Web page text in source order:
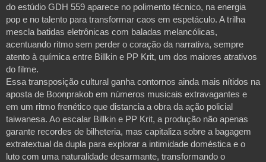
do estúdio GDH 559 aparece no polimento técnico, na energia
pop e no talento para transformar caos em espetáculo. A trilha
mescla batidas eletrônicas com baladas melancólicas,
acentuando ritmo sem perder o coração da narrativa, sempre
atento à química entre Billkin e PP Krit, um dos maiores atrativos
do filme.
Essa transposição cultural ganha contornos ainda mais nítidos na
aposta de Boonprakob em números musicais extravagantes e
em um ritmo frenético que distancia a obra da ação policial
taiwanesa. Ao escalar Billkin e PP Krit, a produção não apenas
garante recordes de bilheteria, mas capitaliza sobre a bagagem
extratextual da dupla para explorar a intimidade doméstica e o
luto com uma naturalidade desarmante, transformando o